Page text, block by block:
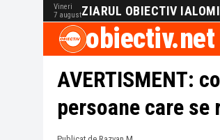
Vineri
7 augustZIARUL OBIECTIV
obiectiv.net
AVERTISMENT:
persoane care